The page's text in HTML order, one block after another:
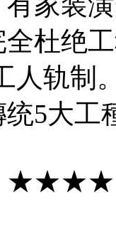
杜绝
人轨制
5大工
：